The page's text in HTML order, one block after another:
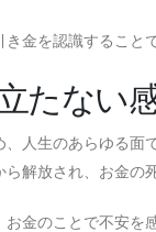
き金を認識すること
たない
、人生のあらゆる面
ら解放され、お金の
お金のことで不安を